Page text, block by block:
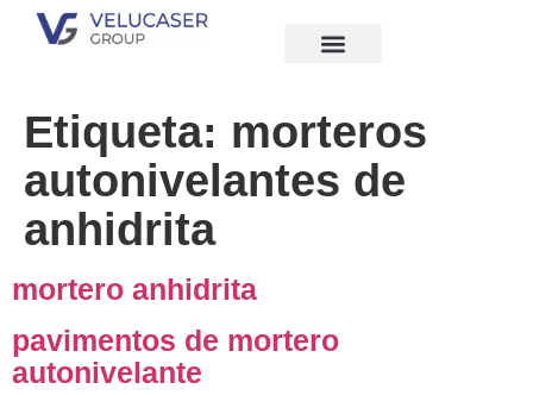
Etiqueta: morteros
autonivelantes de
anhidrita
mortero anhidrita
pavimentos de mortero
autonivelante